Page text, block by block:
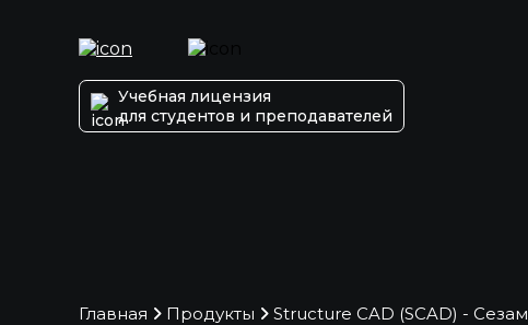
Учебная лицензия
для студентов и преподавателей
Главная Продукты Structure CAD (SCAD) - Сезам